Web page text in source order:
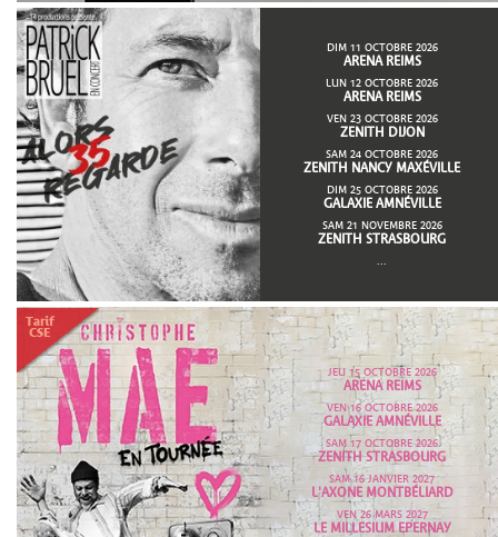
DIM 11 OCTOBRE 2026
ARENA REIMS
LUN 12 OCTOBRE 2026
ARENA REIMS
VEN 23 OCTOBRE 2026
ZENITH DIJON
SAM 24 OCTOBRE 2026
ZENITH NANCY MAXÉVILLE
DIM 25 OCTOBRE 2026
GALAXIE AMNÉVILLE
SAM 21 NOVEMBRE 2026
ZENITH STRASBOURG
...
JEU 15 OCTOBRE 2026
ARENA REIMS
VEN 16 OCTOBRE 2026
GALAXIE AMNÉVILLE
SAM 17 OCTOBRE 2026
ZENITH STRASBOURG
SAM 16 JANVIER 2027
L'AXONE MONTBÉLIARD
VEN 26 MARS 2027
LE MILLESIUM EPERNAY